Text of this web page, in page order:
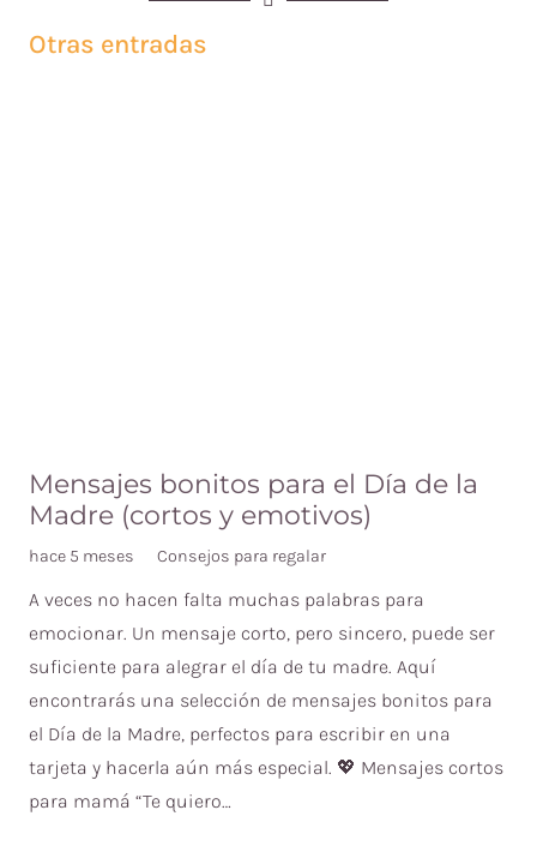
Otras entradas
Mensajes bonitos para el Día de la
Madre (cortos y emotivos)
hace 5 meses Consejos para regalar
A veces no hacen falta muchas palabras para
emocionar. Un mensaje corto, pero sincero, puede ser
suficiente para alegrar el día de tu madre. Aquí
encontrarás una selección de mensajes bonitos para
el Día de la Madre, perfectos para escribir en una
tarjeta y hacerla aún más especial. 💖 Mensajes cortos
para mamá “Te quiero…